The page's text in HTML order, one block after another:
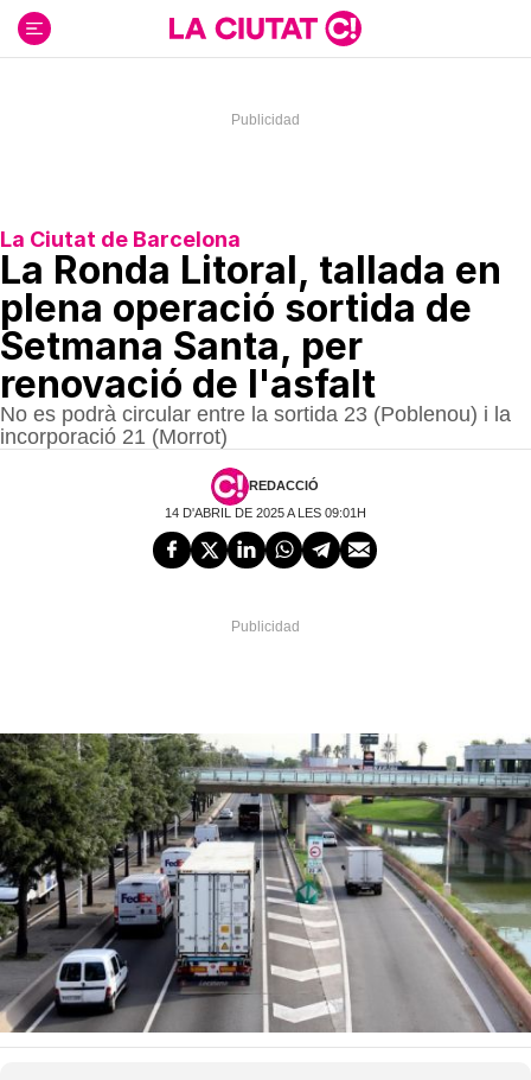
contenido
La Ciutat de Barcelona
La Ronda Litoral, tallada en
plena operació sortida de
Setmana Santa, per
renovació de l'asfalt
No es podrà circular entre la sortida 23 (Poblenou) i la
incorporació 21 (Morrot)
REDACCIÓ
14 D'ABRIL DE 2025 A LES 09:01H